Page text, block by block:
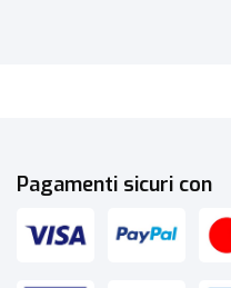
Pagamenti sicuri con